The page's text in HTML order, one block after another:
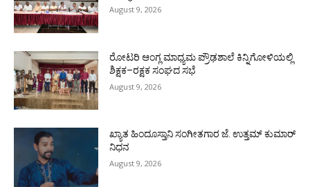
August 9, 2026
ರೋಟರಿ ಆಂಗ್ಲ ಮಾಧ್ಯಮ ಪ್ರೌಢಶಾಲೆ ಕಿನ್ನಿಗೋಳಿಯಲ್ಲಿ
ಶಿಕ್ಷಕ–ರಕ್ಷಕ ಸಂಘದ ಸಭೆ
August 9, 2026
ಖ್ಯಾತ ಹಿಂದೂಸ್ತಾನಿ ಸಂಗೀತಗಾರ ಜೆ. ಉತ್ತಮ್ ಕುಮಾರ್
ನಿಧನ
August 9, 2026